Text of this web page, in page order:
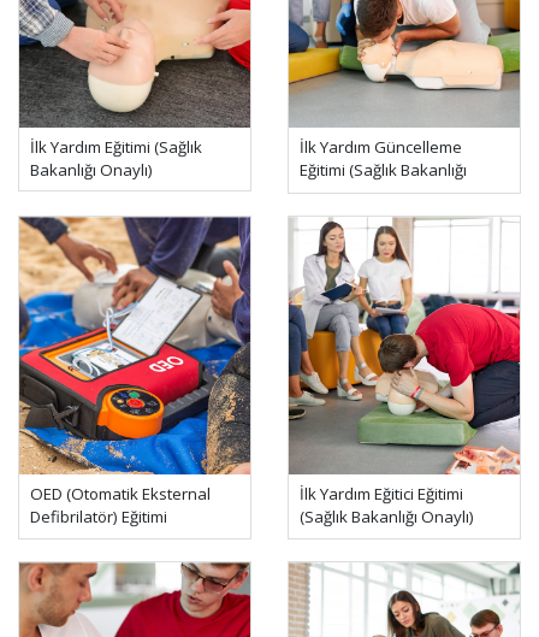
İlk Yardım Eğitimi (Sağlık
Bakanlığı Onaylı)
İlk Yardım Güncelleme
Eğitimi (Sağlık Bakanlığı
Onaylı)
OED (Otomatik Eksternal
Defibrilatör) Eğitimi
İlk Yardım Eğitici Eğitimi
(Sağlık Bakanlığı Onaylı)